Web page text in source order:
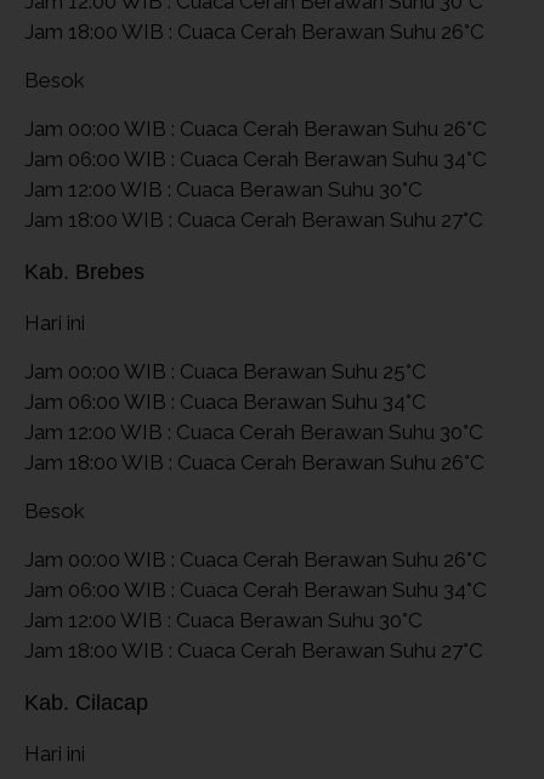
Jam 18:00 WIB : Cuaca Cerah Berawan Suhu 26°C
Besok
Jam 00:00 WIB : Cuaca Cerah Berawan Suhu 26°C
Jam 06:00 WIB : Cuaca Cerah Berawan Suhu 34°C
Jam 12:00 WIB : Cuaca Berawan Suhu 30°C
Jam 18:00 WIB : Cuaca Cerah Berawan Suhu 27°C
Kab. Brebes
Hari ini
Jam 00:00 WIB : Cuaca Berawan Suhu 25°C
Jam 06:00 WIB : Cuaca Berawan Suhu 34°C
Jam 12:00 WIB : Cuaca Cerah Berawan Suhu 30°C
Jam 18:00 WIB : Cuaca Cerah Berawan Suhu 26°C
Besok
Jam 00:00 WIB : Cuaca Cerah Berawan Suhu 26°C
Jam 06:00 WIB : Cuaca Cerah Berawan Suhu 34°C
Jam 12:00 WIB : Cuaca Berawan Suhu 30°C
Jam 18:00 WIB : Cuaca Cerah Berawan Suhu 27°C
Kab. Cilacap
Hari ini